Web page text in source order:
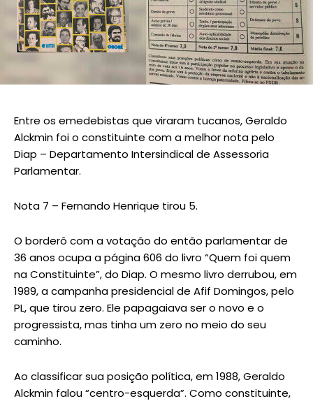
Entre os emedebistas que viraram tucanos, Geraldo
Alckmin foi o constituinte com a melhor nota pelo
Diap – Departamento Intersindical de Assessoria
Parlamentar.
Nota 7 – Fernando Henrique tirou 5.
O borderô com a votação do então parlamentar de
36 anos ocupa a página 606 do livro “Quem foi quem
na Constituinte”, do Diap. O mesmo livro derrubou, em
1989, a campanha presidencial de Afif Domingos, pelo
PL, que tirou zero. Ele papagaiava ser o novo e o
progressista, mas tinha um zero no meio do seu
caminho.
Ao classificar sua posição política, em 1988, Geraldo
Alckmin falou “centro-esquerda”. Como constituinte,